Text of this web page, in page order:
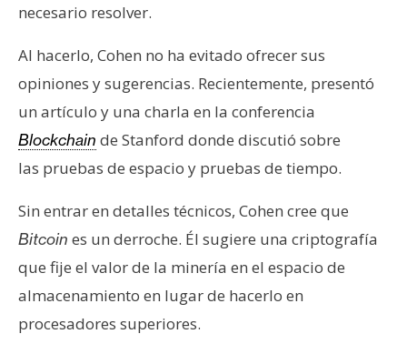
e
s
a
T
e
a
s
R
e
necesario resolver.
Al hacerlo, Cohen no ha evitado ofrecer sus
opiniones y sugerencias. Recientemente, presentó
un artículo y una charla en la conferencia
Blockchain de Stanford donde discutió sobre
las pruebas de espacio y pruebas de tiempo.
Sin entrar en detalles técnicos, Cohen cree que
Bitcoin es un derroche. Él sugiere una criptografía
que fije el valor de la minería en el espacio de
almacenamiento en lugar de hacerlo en
procesadores superiores.